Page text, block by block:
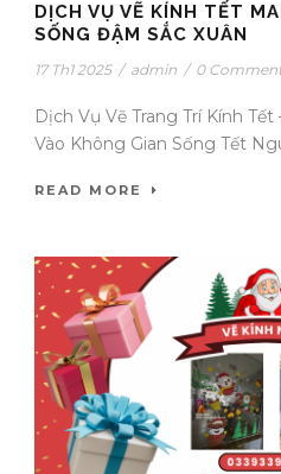
DỊCH VỤ VẼ KÍNH TẾT
SỐNG ĐẬM SẮC XUÂN
17 Th1 2025 / admin / 0
Dịch Vụ Vẽ Trang Trí Kính
Vào Không Gian Sống Tết
READ MORE